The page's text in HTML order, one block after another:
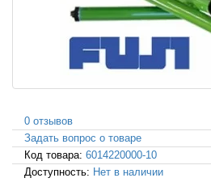
0 отзывов
Задать вопрос о товаре
Код товара: 6014220000-10
Доступность: Нет в наличии